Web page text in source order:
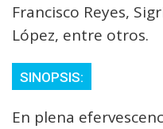
Francisco Reyes,
López, entre otros.
SINOPSIS:
En plena